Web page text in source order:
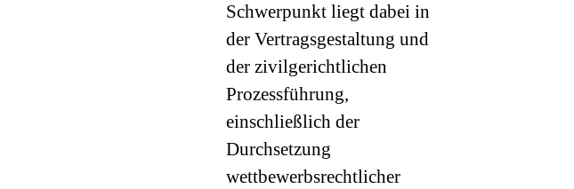
Schwerpunkt liegt dabei in
der Vertragsgestaltung und
der zivilgerichtlichen
Prozessführung,
einschließlich der
Durchsetzung
wettbewerbsrechtlicher